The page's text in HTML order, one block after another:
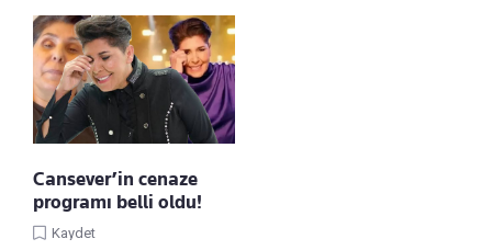
Cansever’in cenaze
programı belli oldu!
Kaydet